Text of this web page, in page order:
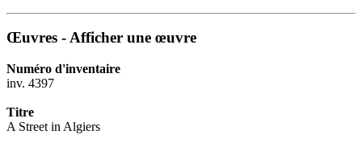
Œuvres - Afficher une œuvre
Numéro d'inventaire
inv. 4397
Titre
A Street in Algiers